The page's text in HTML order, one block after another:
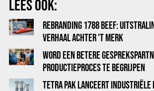
LEES OOK:
REBRANDING 1788 BEEF:
VERHAAL ACHTER 'T MERK
WORD EEN BETERE
PRODUCTIEPROCES TE BEGRIJPEN
TETRA PAK LANCEERT INDUSTRIËLE